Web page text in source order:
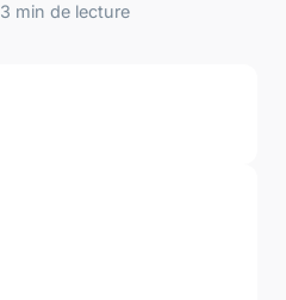
3 min de lecture